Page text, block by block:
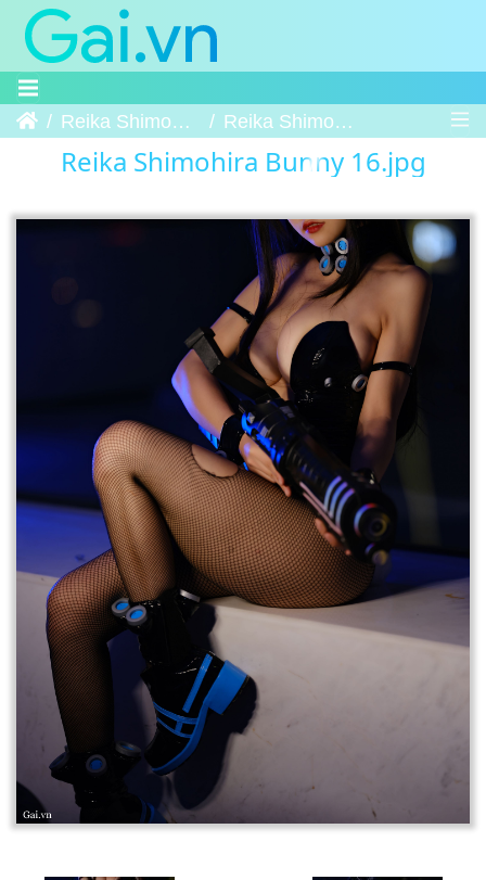
Trang chủReika Shimohira Bunny Reika Shimohira Bunny 16
Reika Shimohira Bunny 16.jpg